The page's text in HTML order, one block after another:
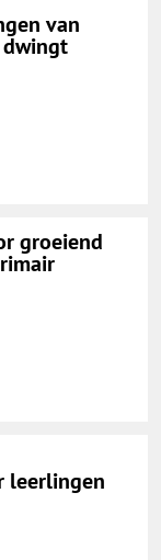
van
groeiend
leerlingen